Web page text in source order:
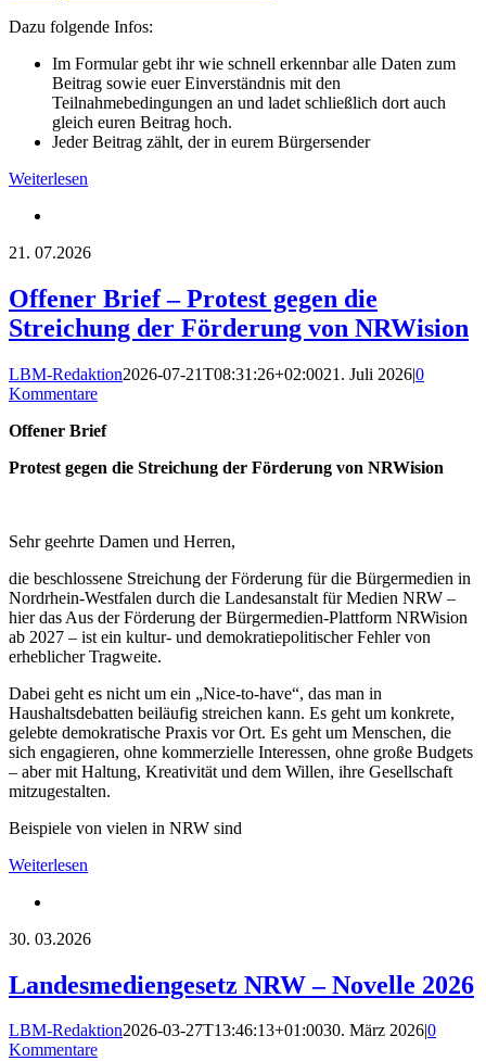
Dazu folgende Infos:
Im Formular gebt ihr wie schnell erkennbar alle Daten zum
Beitrag sowie euer Einverständnis mit den
Teilnahmebedingungen an und ladet schließlich dort auch
gleich euren Beitrag hoch.
Jeder Beitrag zählt, der in eurem Bürgersender
Weiterlesen
21. 07.2026
Offener Brief – Protest gegen die
Streichung der Förderung von NRWision
LBM-Redaktion2026-07-21T08:31:26+02:0021. Juli 2026|0
Kommentare
Offener Brief
Protest gegen die Streichung der Förderung von NRWision
Sehr geehrte Damen und Herren,
die beschlossene Streichung der Förderung für die Bürgermedien in
Nordrhein-Westfalen durch die Landesanstalt für Medien NRW –
hier das Aus der Förderung der Bürgermedien-Plattform NRWision
ab 2027 – ist ein kultur- und demokratiepolitischer Fehler von
erheblicher Tragweite.
Dabei geht es nicht um ein „Nice-to-have“, das man in
Haushaltsdebatten beiläufig streichen kann. Es geht um konkrete,
gelebte demokratische Praxis vor Ort. Es geht um Menschen, die
sich engagieren, ohne kommerzielle Interessen, ohne große Budgets
– aber mit Haltung, Kreativität und dem Willen, ihre Gesellschaft
mitzugestalten.
Beispiele von vielen in NRW sind
Weiterlesen
30. 03.2026
Landesmediengesetz NRW – Novelle 2026
LBM-Redaktion2026-03-27T13:46:13+01:0030. März 2026|0
Kommentare